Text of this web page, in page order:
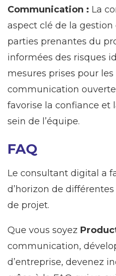
Communication : La
aspect clé de la gestion
parties prenantes du
informées des risques
mesures prises pour
communication
favorise la confiance et
sein de l’équipe.
FAQ
Le consultant digital a
d’horizon de
de projet.
Que vous soyez
communication,
d’entreprise, devenez